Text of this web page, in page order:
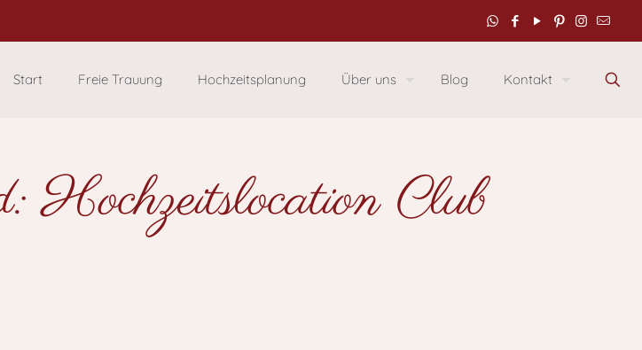
Start Freie Trauung Hochzeitsplanung Über uns Blog Kontakt
Club